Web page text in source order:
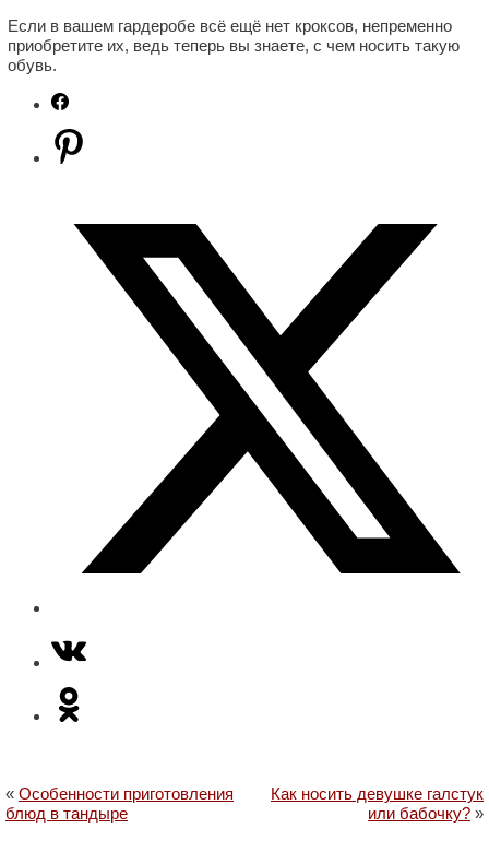
Если в вашем гардеробе всё ещё нет кроксов, непременно
приобретите их, ведь теперь вы знаете, с чем носить такую
обувь.
« Особенности приготовления
блюд в тандыре
Как носить девушке галстук
или бабочку? »